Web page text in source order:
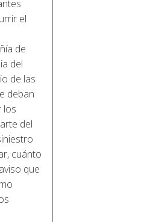
el
de
del
de las
deban
los
del
cuánto
que